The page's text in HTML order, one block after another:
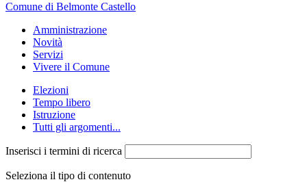
Comune di Belmonte Castello
Amministrazione
Novità
Servizi
Vivere il Comune
Elezioni
Tempo libero
Istruzione
Tutti gli argomenti...
Inserisci i termini di ricerca
Seleziona il tipo di contenuto